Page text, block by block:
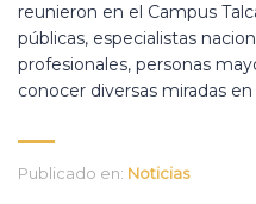
reunieron en el Campus
públicas, especialistas
profesionales, personas
conocer diversas miradas
Publicado en: Noticias